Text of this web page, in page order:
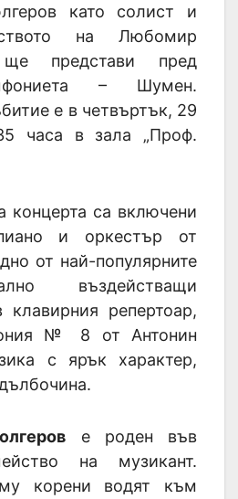
като солист и
на Любомир
ще представи пред
– Шумен.
е в четвъртък, 29
часа в зала „Проф.
концерта са включени
и оркестър от
от най-популярните
въздействащи
клавирния репертоар,
№ 8 от Антонин
с ярък характер,
е роден във
на музикант.
му корени водят към